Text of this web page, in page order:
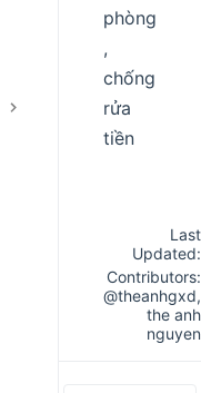
phòng
,
chống
rửa
tiền
Last
Updated:
Contributors:
@theanhgxd,
the anh
nguyen